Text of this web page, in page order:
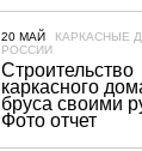
20 МАЙ
КАРКАСНЫЕ
РОССИИ
Строительство
каркасного
бруса своими
Фото отчет